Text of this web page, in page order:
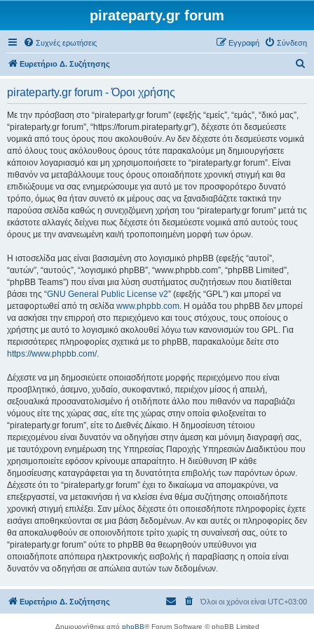
pirateparty.gr forum
Συχνές ερωτήσεις Σύνδεση
Εγγραφή
Ευρετήριο Δ. Συζήτησης
pirateparty.gr forum - Όροι χρήσης
Με την πρόσβαση στο “pirateparty.gr forum” (εφεξής “εμείς”, “εμάς”, “δικό μας”,
“pirateparty.gr forum”, “https://forum.pirateparty.gr”), δέχεστε ότι δεσμεύεστε
νομικά από τους όρους που ακολουθούν. Αν δεν δέχεστε ότι δεσμεύεστε νομικά
από όλους τους ακόλουθους όρους τότε παρακαλούμε μη δημιουργήσετε
κάποιον λογαριασμό και μη χρησιμοποιήσετε το “pirateparty.gr forum”. Είναι
πιθανόν να μεταβάλλουμε τους όρους οποιαδήποτε χρονική στιγμή και θα
επιδιώξουμε να σας ενημερώσουμε για αυτό με τον προσφορότερο δυνατό
τρόπο, όμως θα ήταν συνετό εκ μέρους σας να ξαναδιαβάζετε τακτικά την
παρούσα σελίδα καθώς η συνεχιζόμενη χρήση του “pirateparty.gr forum” μετά τις
εκάστοτε αλλαγές δείχνει πως δέχεστε ότι δεσμεύεστε νομικά από αυτούς τους
όρους με την ανανεωμένη και/ή τροποποιημένη μορφή των όρων.
Η ιστοσελίδα μας είναι βασισμένη στο λογισμικό phpBB (εφεξής “αυτοί”,
“αυτών”, “αυτούς”, “λογισμικό phpBB”, “www.phpbb.com”, “phpBB Limited”,
“phpBB Teams”) που είναι μια λύση συστήματος συζητήσεων που διατίθεται
βάσει της “GNU General Public License v2” (εφεξής “GPL”) και μπορεί να
μεταφορτωθεί από τη σελίδα www.phpbb.com. Η ομάδα του phpBB δεν μπορεί
να ασκήσει την επιρροή στο περιεχόμενο και τους στόχους, τους οποίους ο
χρήστης με αυτό το λογισμικό ακολουθεί λόγω των κανονισμών του GPL. Για
περισσότερες πληροφορίες σχετικά με το phpBB, παρακαλούμε δείτε στο
https://www.phpbb.com/.
Δέχεστε να μη δημοσιεύετε οποιασδήποτε μορφής περιεχόμενο που είναι
προσβλητικό, άσεμνο, χυδαίο, συκοφαντικό, περιέχον μίσος ή απειλή,
σεξουαλικά προσανατολισμένο ή οτιδήποτε άλλο που πιθανόν να παραβιάζει
νόμους είτε της χώρας σας, είτε της χώρας στην οποία φιλοξενείται το
“pirateparty.gr forum”, είτε το Διεθνές Δίκαιο. Η δημοσίευση τέτοιου
περιεχομένου είναι δυνατόν να οδηγήσει στην άμεση και μόνιμη διαγραφή σας,
με ταυτόχρονη ενημέρωση της Υπηρεσίας Παροχής Υπηρεσιών Διαδικτύου που
χρησιμοποιείτε εφόσον κρίνουμε απαραίτητο. Η διεύθυνση IP κάθε
δημοσίευσης καταγράφεται για τη δυνατότητα επιβολής των παρόντων όρων.
Δέχεστε ότι το “pirateparty.gr forum” έχει το δικαίωμα να απομακρύνει, να
επεξεργαστεί, να μετακινήσει ή να κλείσει ένα θέμα συζήτησης οποιαδήποτε
χρονική στιγμή επιλέξει. Σαν μέλος δέχεστε ότι οποιεσδήποτε πληροφορίες έχετε
εισάγει αποθηκεύονται σε μια βάση δεδομένων. Αν και αυτές οι πληροφορίες δεν
θα αποκαλυφθούν σε οποιονδήποτε τρίτο χωρίς τη συναίνεσή σας, ούτε το
“pirateparty.gr forum” ούτε το phpBB θα θεωρηθούν υπεύθυνοι για
οποιαδήποτε απόπειρα ηλεκτρονικής εισβολής ή παραβίασης η οποία είναι
δυνατόν να οδηγήσει σε απώλεια αυτών των δεδομένων.
Ευρετήριο Δ. Συζήτησης Όλοι οι χρόνοι είναι UTC+03:00
Δημιουργήθηκε από phpBB® Forum Software © phpBB Limited